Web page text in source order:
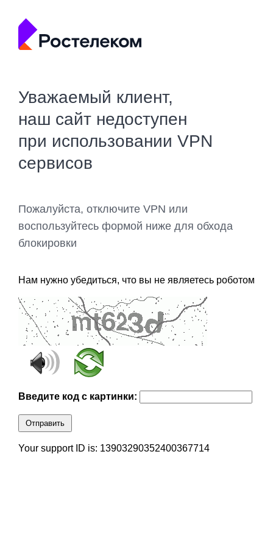
Уважаемый клиент,
наш сайт недоступен
при использовании VPN
сервисов
Пожалуйста, отключите VPN или
воспользуйтесь формой ниже для обхода
блокировки
Нам нужно убедиться, что вы не являетесь роботом
Введите код с картинки:
Отправить
Your support ID is: 13903290352400367714